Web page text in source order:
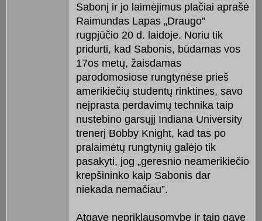
Sabonį ir jo laimėjimus plačiai aprašė
Raimundas Lapas „Draugo”
rugpjūčio 20 d. laidoje. Noriu tik
pridurti, kad Sabonis, būdamas vos
17os metų, žaisdamas
parodomosiose rungtynėse prieš
amerikiečių studentų rinktines, savo
neįprasta perdavimų technika taip
nustebino garsųjį Indiana University
trenerį Bobby Knight, kad tas po
pralaimėtų rungtynių galėjo tik
pasakyti, jog „geresnio neamerikiečio
krepšininko kaip Sabonis dar
niekada nemačiau”.
Atgavę nepriklausomybę ir taip gavę